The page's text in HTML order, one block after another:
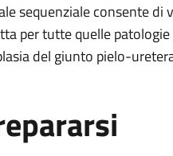
sequenziale consente
per tutte quelle
del giunto pielo-